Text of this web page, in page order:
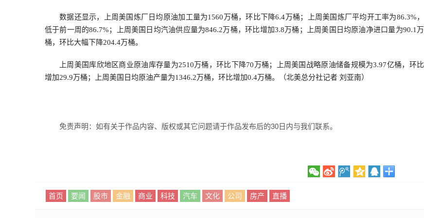
数据还显示，上周美国炼厂日均原油加工量为1560万桶，环比下降6.4万桶；上周美国炼厂平均开工率为86.3%，
低于前一周的86.7%；上周美国日均汽油供应量为846.2万桶，环比增加3.8万桶；上周美国日均原油净进口量为90.1万
桶，环比大幅下降204.4万桶。
上周美国库欣地区商业原油库存量为2510万桶，环比下降70万桶；上周美国战略原油储备规模为3.97亿桶，环比
增加29.9万桶；上周美国日均原油产量为1346.2万桶，环比增加0.4万桶。（北美总分社记者 刘亚南）
免责声明：如有关于作品内容、版权或其它问题请于作品发布后的30日内与我们联系。
首页 要闻 股市 金融 商业 科技 汽车 文化 公司 房产 直播